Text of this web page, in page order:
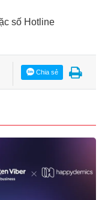
số Hotline
Chia sẻ